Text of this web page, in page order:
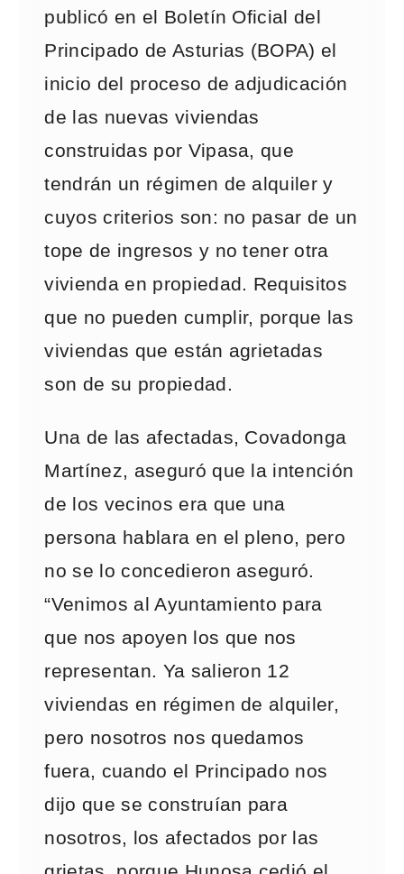
publicó en el Boletín Oficial del
Principado de Asturias (BOPA) el
inicio del proceso de adjudicación
de las nuevas viviendas
construidas por Vipasa, que
tendrán un régimen de alquiler y
cuyos criterios son: no pasar de un
tope de ingresos y no tener otra
vivienda en propiedad. Requisitos
que no pueden cumplir, porque las
viviendas que están agrietadas
son de su propiedad.
Una de las afectadas, Covadonga
Martínez, aseguró que la intención
de los vecinos era que una
persona hablara en el pleno, pero
no se lo concedieron aseguró.
“Venimos al Ayuntamiento para
que nos apoyen los que nos
representan. Ya salieron 12
viviendas en régimen de alquiler,
pero nosotros nos quedamos
fuera, cuando el Principado nos
dijo que se construían para
nosotros, los afectados por las